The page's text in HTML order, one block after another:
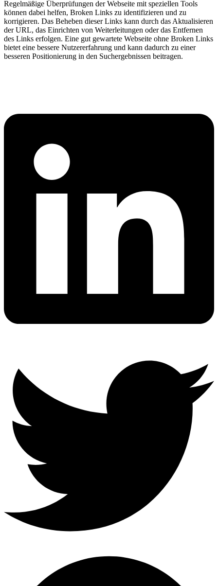
Regelmäßige Überprüfungen der Webseite mit speziellen Tools
können dabei helfen, Broken Links zu identifizieren und zu
korrigieren. Das Beheben dieser Links kann durch das Aktualisieren
der URL, das Einrichten von Weiterleitungen oder das Entfernen
des Links erfolgen. Eine gut gewartete Webseite ohne Broken Links
bietet eine bessere Nutzererfahrung und kann dadurch zu einer
besseren Positionierung in den Suchergebnissen beitragen.